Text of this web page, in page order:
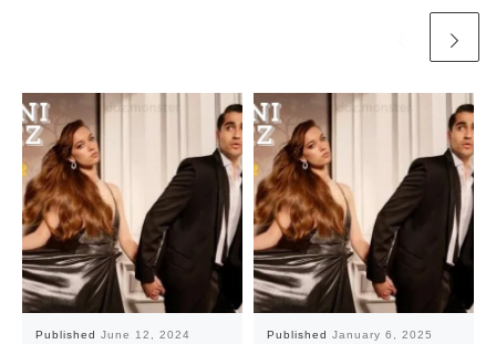
Published June 12, 2024 Published January 6, 2025